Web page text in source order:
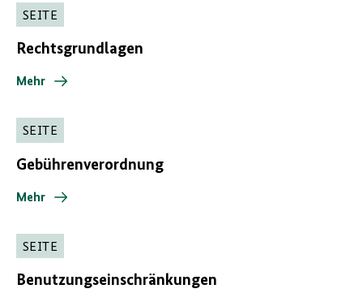
SEITE
Rechtsgrundlagen
Mehr
SEITE
Gebührenverordnung
Mehr
SEITE
Benutzungseinschränkungen